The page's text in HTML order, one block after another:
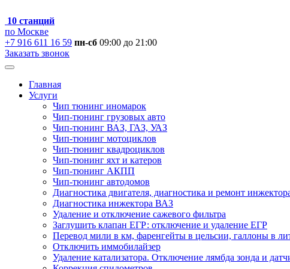
10 станций
по Москве
+7 916 611 16 59 пн-сб 09:00 до 21:00
Заказать звонок
Главная
Услуги
Чип тюнинг иномарок
Чип-тюнинг грузовых авто
Чип-тюнинг ВАЗ, ГАЗ, УАЗ
Чип-тюнинг мотоциклов
Чип-тюнинг квадроциклов
Чип-тюнинг яхт и катеров
Чип-тюнинг АКПП
Чип-тюнинг автодомов
Диагностика двигателя, диагностика и ремонт
Диагностика инжектора ВАЗ
Удаление и отключение сажевого фильтра
Заглушить клапан ЕГР: отключение и удаление ЕГР
Перевод мили в км, фаренгейты в цельсии, галлоны в
Отключить иммобилайзер
Удаление катализатора. Отключение лямбда зонда и